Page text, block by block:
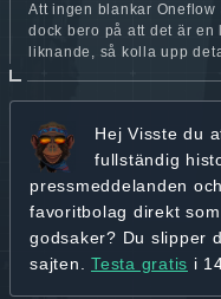
Att ingen blankar
dock bero på att det är
liknande, så kolla upp
Hej Visste du
fullständig
pressmeddelanden
favoritbolag direkt
godsaker? Du slipper
sajten. Testa gratis i